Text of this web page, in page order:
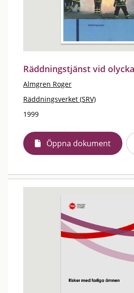
Räddningstjänst vid
Almgren Roger
Räddningsverket (SRV)
1999
Öppna dokument